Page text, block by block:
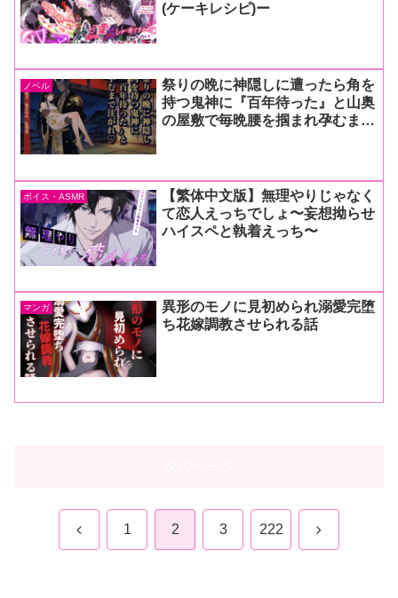
(ケーキレシピ)ー
ノベル
祭りの晩に神隠しに遭ったら角を
持つ鬼神に『百年待った』と山奥
の屋敷で毎晩腰を掴まれ孕むまで
ボイス・ASMR
【繁体中文版】無理やりじゃなく
て恋人えっちでしょ〜妄想拗らせ
ハイスペと執着えっち〜
マンガ
異形のモノに見初められ溺愛完堕
ち花嫁調教させられる話
前 1 2 3 222 次